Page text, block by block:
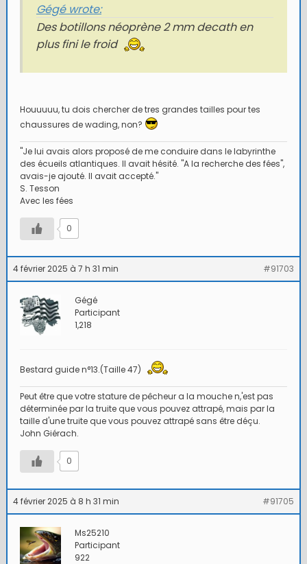
Gégé wrote:
Des botillons néoprène 2 mm decath en
plus fini le froid
Houuuuu, tu dois chercher de tres grandes tailles pour tes
chaussures de wading, non?
"Je lui avais alors proposé de me conduire dans le labyrinthe
des écueils atlantiques. Il avait hésité. "A la recherche des fées",
avais-je ajouté. Il avait accepté."
S. Tesson
Avec les fées
0
4 février 2025 à 7 h 31 min #91703
Gégé
Participant
1,218
Bestard guide n°13.(Taille 47)
Peut être que votre stature de pêcheur a la mouche n,'est pas
déterminée par la truite que vous pouvez attrapé, mais par la
taille d'une truite que vous pouvez attrapé sans être déçu.
John Giérach.
0
4 février 2025 à 8 h 31 min #91705
Ms25210
Participant
922